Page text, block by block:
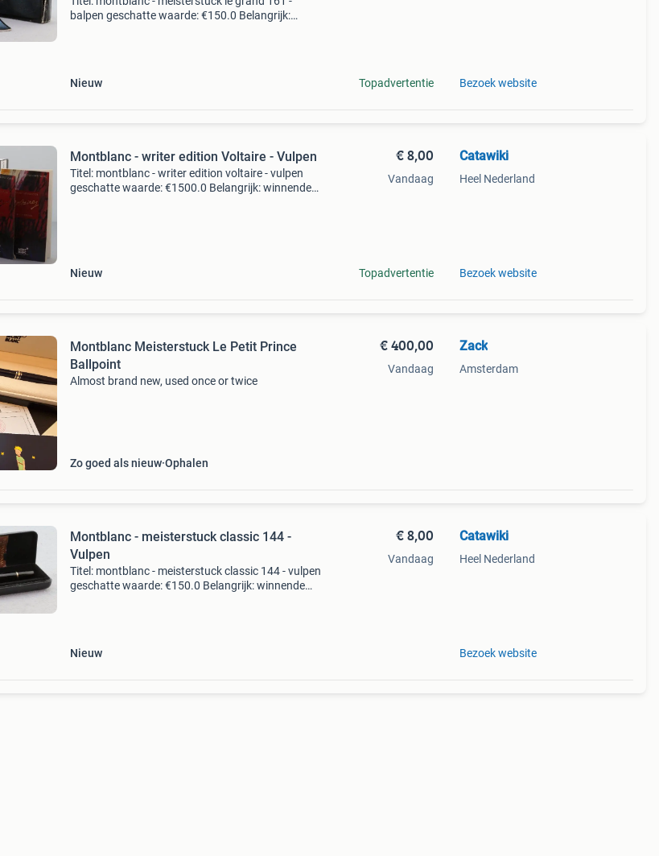
balpen geschatte waarde: €150.0 Belangrijk:
Nieuw
Topadvertentie Bezoek website
Montblanc - writer edition Voltaire - Vulpen
Titel: montblanc - writer edition voltaire - vulpen
geschatte waarde: €1500.0 Belangrijk: winnende
Nieuw
€ 8,00
Vandaag
Topadvertentie
Catawiki
Heel Nederland
Bezoek website
Montblanc Meisterstuck Le Petit Prince
Ballpoint
Almost brand new, used once or twice
Zo goed als nieuw Ophalen
€ 400,00
Vandaag
Zack
Amsterdam
Montblanc - meisterstuck classic 144 -
Vulpen
Titel: montblanc - meisterstuck classic 144 - vulpen
geschatte waarde: €150.0 Belangrijk: winnende
Nieuw
€ 8,00
Vandaag
Catawiki
Heel Nederland
Bezoek website